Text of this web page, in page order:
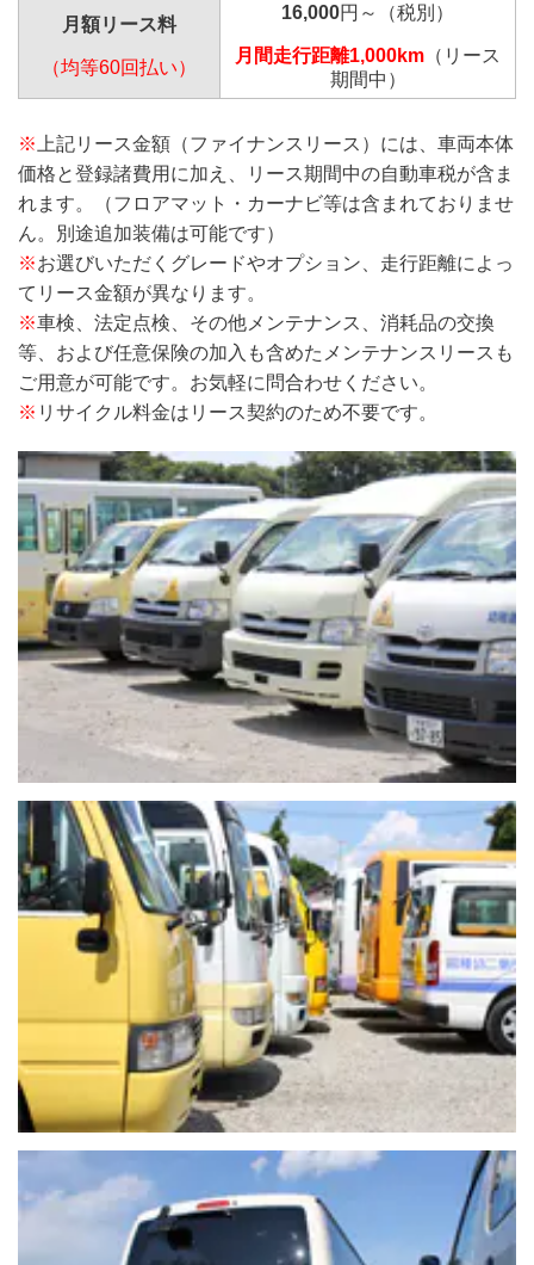
月額リース料
（均等60回払い）
16,000円～（税別）
月間走行距離1,000km （リース
期間中）
※ 上記リース金額（ファイナンスリース）には、車両本体
価格と登録諸費用に加え、リース期間中の自動車税が含ま
れます。（フロアマット・カーナビ等は含まれておりませ
ん。別途追加装備は可能です）
※お選びいただくグレードやオプション、走行距離によっ
てリース金額が異なります。
※車検、法定点検、その他メンテナンス、消耗品の交換
等、および任意保険の加入も含めたメンテナンスリースも
ご用意が可能です。お気軽に問合わせください。
※ リサイクル料金はリース契約のため不要です。